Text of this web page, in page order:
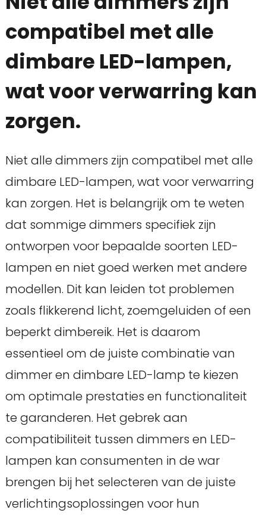
compatibel met alle
dimbare LED-lampen,
wat voor verwarring kan
zorgen.
Niet alle dimmers zijn compatibel met alle
dimbare LED-lampen, wat voor verwarring
kan zorgen. Het is belangrijk om te weten
dat sommige dimmers specifiek zijn
ontworpen voor bepaalde soorten LED-
lampen en niet goed werken met andere
modellen. Dit kan leiden tot problemen
zoals flikkerend licht, zoemgeluiden of een
beperkt dimbereik. Het is daarom
essentieel om de juiste combinatie van
dimmer en dimbare LED-lamp te kiezen
om optimale prestaties en functionaliteit
te garanderen. Het gebrek aan
compatibiliteit tussen dimmers en LED-
lampen kan consumenten in de war
brengen bij het selecteren van de juiste
verlichtingsoplossingen voor hun